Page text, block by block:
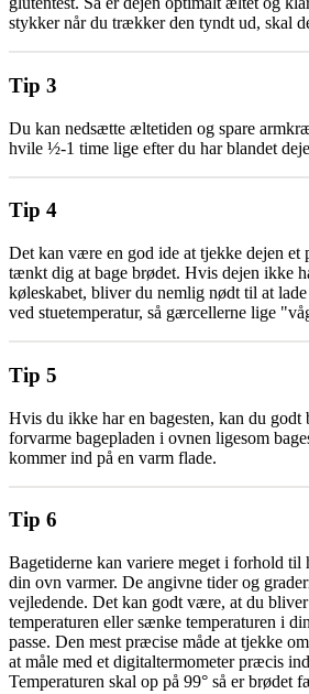
stykker når du trækker den tyndt ud, skal
Tip 3
Du kan nedsætte æltetiden og spare
hvile ½-1 time lige efter du har blandet
Tip 4
Det kan være en god ide at tjekke dejen et
tænkt dig at bage brødet. Hvis dejen ikke
køleskabet, bliver du nemlig nødt til at
ved stuetemperatur, så gærcellerne lige
Tip 5
Hvis du ikke har en bagesten, kan du godt
forvarme bagepladen i ovnen ligesom
kommer ind på en varm flade.
Tip 6
Bagetiderne kan variere meget i forhold
din ovn varmer. De angivne tider og
vejledende. Det kan godt være, at du
temperaturen eller sænke temperaturen i
passe. Den mest præcise måde at tjekke
at måle med et digitaltermometer præcis
Temperaturen skal op på 99° så er brødet